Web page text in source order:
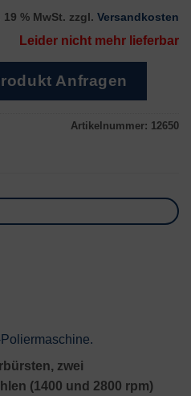
19 % MwSt. zzgl. Versandkosten
Leider nicht mehr lieferbar
Anfragen
Artikelnummer: 12650
zwei
(1400 und 2800 rpm)